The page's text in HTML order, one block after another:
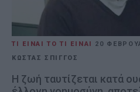
ΤΙ ΕΙΝΑΙ ΤΟ ΤΙ ΕΙΝΑΙ 20
ΚΩΣΤΑΣ ΣΠΙΓΓΟΣ
Η ζωή ταυτίζεται κατά